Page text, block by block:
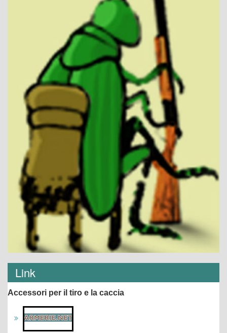
Link
Accessori per il tiro e la caccia